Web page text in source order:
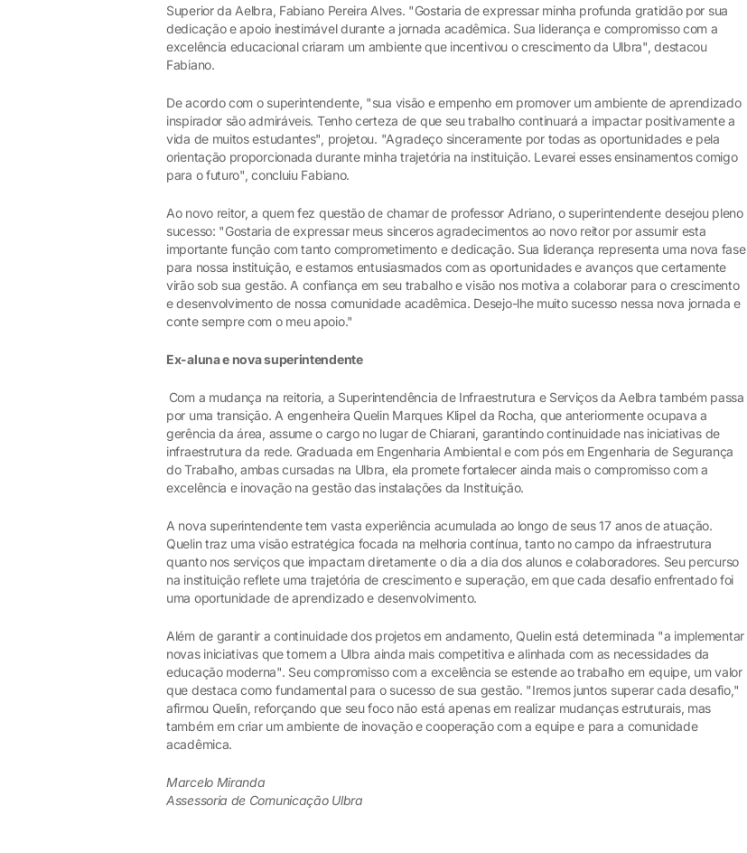
Superior da Aelbra, Fabiano Pereira Alves. "Gostaria de expressar minha profunda gratidão por sua
dedicação e apoio inestimável durante a jornada acadêmica. Sua liderança e compromisso com a
excelência educacional criaram um ambiente que incentivou o crescimento da Ulbra", destacou
Fabiano.
De acordo com o superintendente, "sua visão e empenho em promover um ambiente de aprendizado
inspirador são admiráveis. Tenho certeza de que seu trabalho continuará a impactar positivamente a
vida de muitos estudantes", projetou. "Agradeço sinceramente por todas as oportunidades e pela
orientação proporcionada durante minha trajetória na instituição. Levarei esses ensinamentos comigo
para o futuro", concluiu Fabiano.
Ao novo reitor, a quem fez questão de chamar de professor Adriano, o superintendente desejou pleno
sucesso: "Gostaria de expressar meus sinceros agradecimentos ao novo reitor por assumir esta
importante função com tanto comprometimento e dedicação. Sua liderança representa uma nova fase
para nossa instituição, e estamos entusiasmados com as oportunidades e avanços que certamente
virão sob sua gestão. A confiança em seu trabalho e visão nos motiva a colaborar para o crescimento
e desenvolvimento de nossa comunidade acadêmica. Desejo-lhe muito sucesso nessa nova jornada e
conte sempre com o meu apoio."
Ex-aluna e nova superintendente
Com a mudança na reitoria, a Superintendência de Infraestrutura e Serviços da Aelbra também passa
por uma transição. A engenheira Quelin Marques Klipel da Rocha, que anteriormente ocupava a
gerência da área, assume o cargo no lugar de Chiarani, garantindo continuidade nas iniciativas de
infraestrutura da rede. Graduada em Engenharia Ambiental e com pós em Engenharia de Segurança
do Trabalho, ambas cursadas na Ulbra, ela promete fortalecer ainda mais o compromisso com a
excelência e inovação na gestão das instalações da Instituição.
A nova superintendente tem vasta experiência acumulada ao longo de seus 17 anos de atuação.
Quelin traz uma visão estratégica focada na melhoria contínua, tanto no campo da infraestrutura
quanto nos serviços que impactam diretamente o dia a dia dos alunos e colaboradores. Seu percurso
na instituição reflete uma trajetória de crescimento e superação, em que cada desafio enfrentado foi
uma oportunidade de aprendizado e desenvolvimento.
Além de garantir a continuidade dos projetos em andamento, Quelin está determinada "a implementar
novas iniciativas que tornem a Ulbra ainda mais competitiva e alinhada com as necessidades da
educação moderna". Seu compromisso com a excelência se estende ao trabalho em equipe, um valor
que destaca como fundamental para o sucesso de sua gestão. "Iremos juntos superar cada desafio,"
afirmou Quelin, reforçando que seu foco não está apenas em realizar mudanças estruturais, mas
também em criar um ambiente de inovação e cooperação com a equipe e para a comunidade
acadêmica.
Marcelo Miranda
Assessoria de Comunicação Ulbra